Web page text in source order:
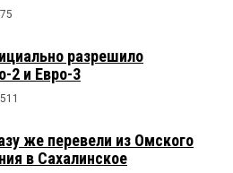
разрешило
2 и Евро-3
же перевели из Омского
в Сахалинское